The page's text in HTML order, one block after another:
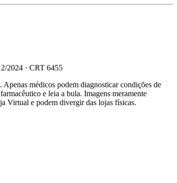
2024 · CRT 6455
médicos podem diagnosticar condições de
e leia a bula. Imagens meramente
Virtual e podem divergir das lojas físicas.